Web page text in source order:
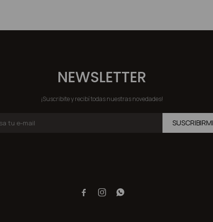
NEWSLETTER
¡Suscribite y recibí todas nuestras novedades!
  